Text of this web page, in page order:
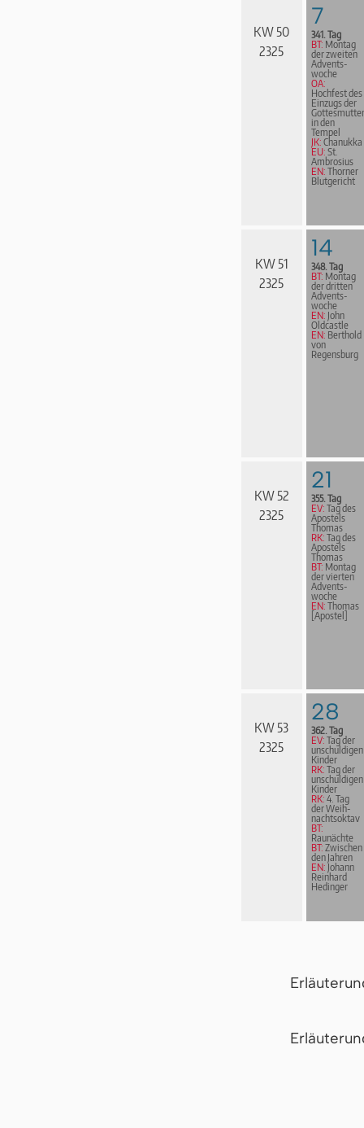
KW 50
2325
7
341. Tag
BT: Montag
der zweiten
Advents­
woche
OA:
Hochfest des
Einzugs der
Gottesmutter
in den
Tempel
JK: Chanukka
EU: St.
Ambrosius
EN: Thorner
Blutgericht
KW 51
2325
14
348. Tag
BT: Montag
der dritten
Advents­
woche
EN: John
Oldcastle
EN: Berthold
von
Regensburg
KW 52
2325
21
355. Tag
EV: Tag des
Apostels
Thomas
RK: Tag des
Apostels
Thomas
BT: Montag
der vierten
Advents­
woche
EN: Thomas
[Apostel]
KW 53
2325
28
362. Tag
EV: Tag der
unschuldigen
Kinder
RK: Tag der
unschuldigen
Kinder
RK: 4. Tag
der Weih­
nachts­ok­tav
BT:
Raunächte
BT: Zwischen
den Jahren
EN: Johann
Reinhard
Hedinger